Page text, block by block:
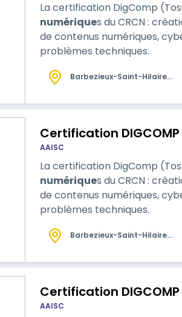
La certification DigComp
numériques du CRCN :
de contenus numériques,
problèmes techniques.
Barbezieux-Saint-Hilaire
Certification
AAISC
La certification DigComp
numériques du CRCN :
de contenus numériques,
problèmes techniques.
Barbezieux-Saint-Hilaire
Certification
AAISC